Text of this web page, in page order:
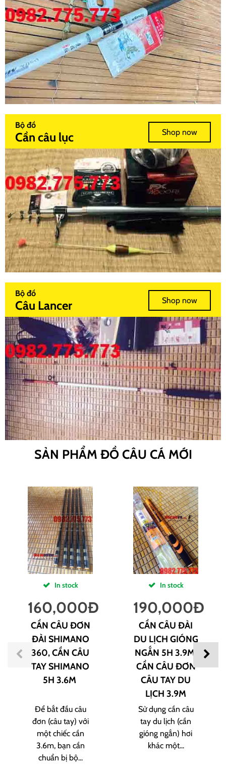
Bộ đồ
Cần câu lục Shop now
Bộ đồ
Câu Lancer Shop now
SẢN PHẨM ĐỒ CÂU CÁ MỚI
In stock
160,000Đ
CẦN CÂU ĐƠN
ĐÀI SHIMANO
360, CẦN CÂU
TAY SHIMANO
5H 3.6M
Để bắt đầu câu
đơn (câu tay) với
một chiếc cần
3.6m, bạn cần
chuẩn bị bộ...
In stock
190,000Đ
CẦN CÂU ĐÀI
DU LỊCH GIÓNG
NGẮN 5H 3.9M,
CẦN CÂU ĐƠN
CÂU TAY DU
LỊCH 3.9M
Sử dụng cần câu
tay du lịch (cần
gióng ngắn) hơi
khác một...